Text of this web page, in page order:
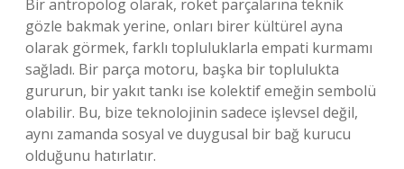
Bir antropolog olarak, roket parçalarına teknik
gözle bakmak yerine, onları birer kültürel ayna
olarak görmek, farklı topluluklarla empati kurmamı
sağladı. Bir parça motoru, başka bir toplulukta
gururun, bir yakıt tankı ise kolektif emeğin sembolü
olabilir. Bu, bize teknolojinin sadece işlevsel değil,
aynı zamanda sosyal ve duygusal bir bağ kurucu
olduğunu hatırlatır.